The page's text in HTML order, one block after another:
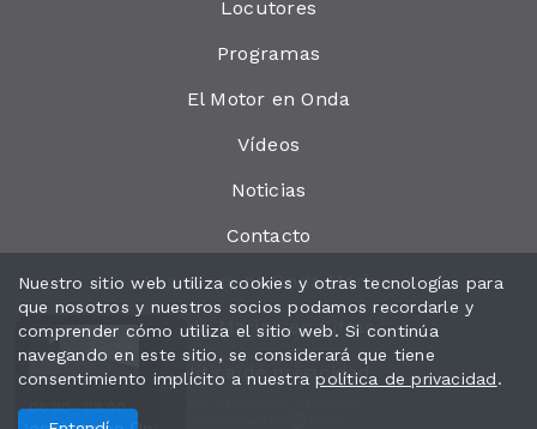
06:00 - 09:00
Locutores
Programas
El Motor en Onda
Vídeos
Noticias
Contacto
Las cosas de Onda Marina
Onda Marina en Cifras
Política de privacidad
Nuestro sitio web utiliza cookies y otras tecnologías para
que nosotros y nuestros socios podamos recordarle y
comprender cómo utiliza el sitio web. Si continúa
navegando en este sitio, se considerará que tiene
consentimiento implícito a nuestrapolítica de privacidad.